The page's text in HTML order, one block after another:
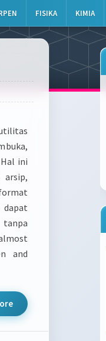
FISIKA KIMIA
ini
arsip,
and